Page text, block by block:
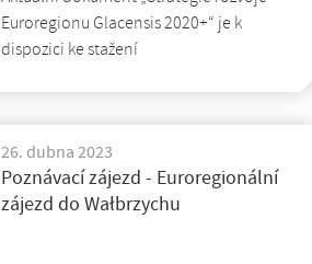
Euroregionu Glacensis 2020+“ je k
dispozici ke stažení
26. dubna 2023
Poznávací zájezd - Euroregionální
zájezd do Wałbrzychu